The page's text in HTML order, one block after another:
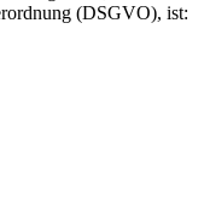
(DSGVO), ist: